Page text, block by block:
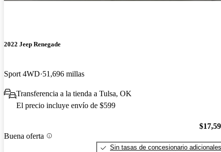
2022 Jeep Renegade
Sport 4WD 51,696 millas
Transferencia a la tienda a Tulsa, OK
El precio incluye envío de $599
Buena oferta
Sin tasas de concesionario adicionales